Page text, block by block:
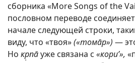
сборника «More Songs of the
пословном переводе соединяет
начале следующей строки,
виду, что «твоя»(«томāр») —
Но кр̣пāуже связана с «кори’»,